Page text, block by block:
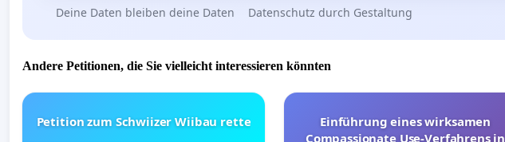
Deine Daten bleiben deine Daten Datenschutz durch Gestaltung
Andere Petitionen, die Sie vielleicht interessieren könnten
Petition zum Schwiizer Wiibau rette
Einführung eines wirksamen
Compassionate Use-Verfahrens in